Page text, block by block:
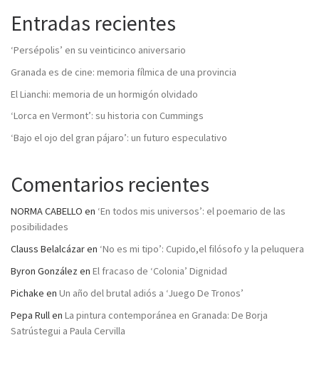
Entradas recientes
‘Persépolis’ en su veinticinco aniversario
Granada es de cine: memoria fílmica de una provincia
El Lianchi: memoria de un hormigón olvidado
‘Lorca en Vermont’: su historia con Cummings
‘Bajo el ojo del gran pájaro’: un futuro especulativo
Comentarios recientes
NORMA CABELLO en ‘En todos mis universos’: el poemario de las
posibilidades
Clauss Belalcázaren ‘No es mi tipo’: Cupido,el filósofo y la peluquera
Byron González en El fracaso de ‘Colonia’ Dignidad
Pichake en Un año del brutal adiós a ‘Juego De Tronos’
Pepa Rullen La pintura contemporánea en Granada: De Borja
Satrústegui a Paula Cervilla